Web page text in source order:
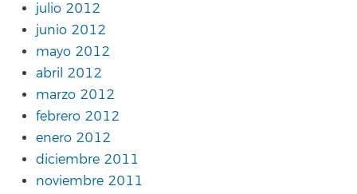
julio 2012
junio 2012
mayo 2012
abril 2012
marzo 2012
febrero 2012
enero 2012
diciembre 2011
noviembre 2011